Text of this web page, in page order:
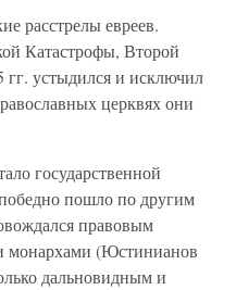
расстрелы евреев.
Катастрофы, Второй
устыдился и исключил
церквях они
государственной
пошло по другим
правовым
монархами (Юстинианов
дальновидным и